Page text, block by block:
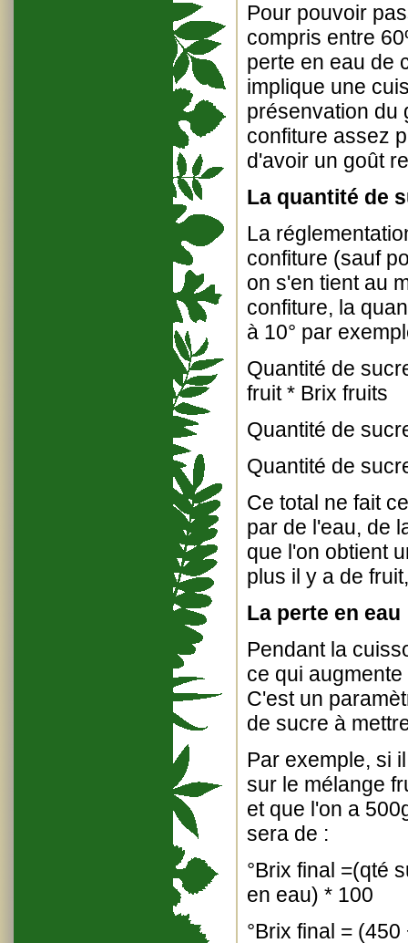
Pour pouvoir
compris entre
perte en eau de
implique une
présenvation du
confiture assez
d'avoir un goût
La quantité de
La
confiture (sauf
on s'en tient au
confiture, la
à 10° par
Quantité de
fruit * Brix fruits
Quantité de
Quantité de
Ce total ne fait
par de l'eau, de
que l'on obtient
plus il y a de
La perte en eau
Pendant la
ce qui
C'est un
de sucre à
Par exemple, si
sur le mélange
et que l'on a
sera de :
°Brix final =(qté
en eau) * 100
°Brix final =